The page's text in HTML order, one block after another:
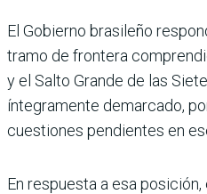
El Gobierno brasileño
tramo de frontera
y el Salto Grande de las
íntegramente demarcado,
cuestiones pendientes en
En respuesta a esa